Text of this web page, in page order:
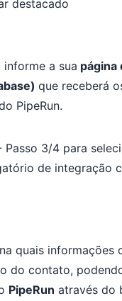
informe a sua página
que receberá
PipeRun.
quais informações
do contato,
PipeRun através do